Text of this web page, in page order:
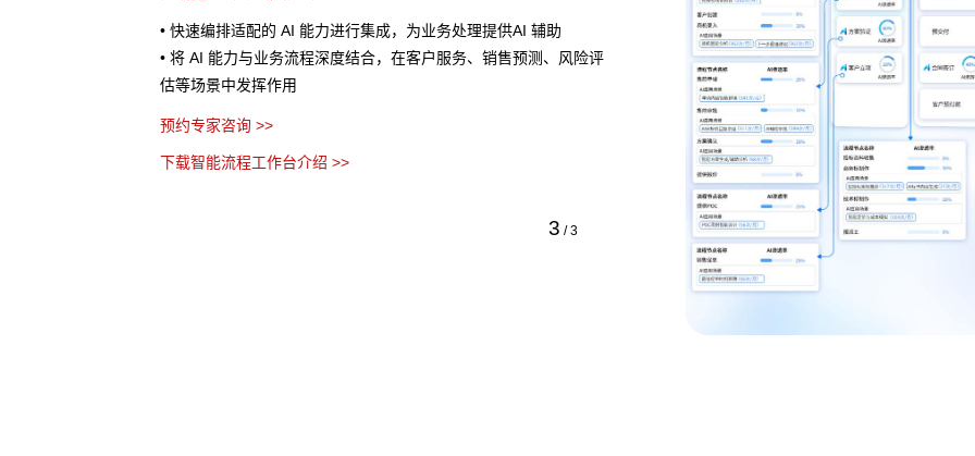
• 将业务流程以作战地图的形式进行可视化呈现，清晰展示流程的各
个环节、节点之间的关系以及当前流程所处阶段
• AI 分析任务处理时间、资源消耗等指标数据，定位瓶颈并提供流程
务流程
1 /3